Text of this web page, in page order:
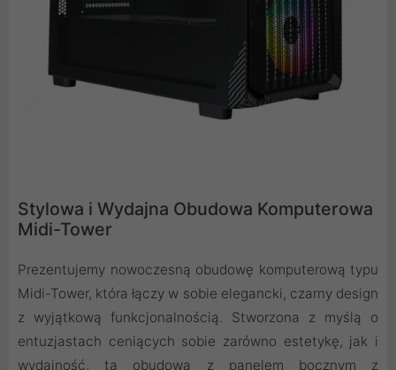
Stylowa i Wydajna Obudowa Komputerowa
Midi-Tower
Prezentujemy nowoczesną obudowę komputerową typu
Midi-Tower, która łączy w sobie elegancki, czarny design
z wyjątkową funkcjonalnością. Stworzona z myślą o
entuzjastach ceniących sobie zarówno estetykę, jak i
wydajność, ta obudowa z panelem bocznym z